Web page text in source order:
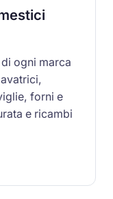
ogni marca
forni e
e ricambi